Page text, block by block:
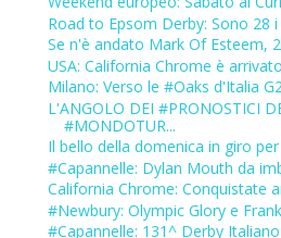
Road to Epsom Derby: Sono 28
Se n'è andato Mark Of Esteem,
USA: California Chrome è
Milano: Verso le #Oaks d'Italia
L'ANGOLO DEI #PRONOSTICI
#MONDOTUR...
Il bello della domenica in giro
#Capannelle: Dylan Mouth da
California Chrome: Conquistate
#Newbury: Olympic Glory e
#Capannelle: 131^ Derby